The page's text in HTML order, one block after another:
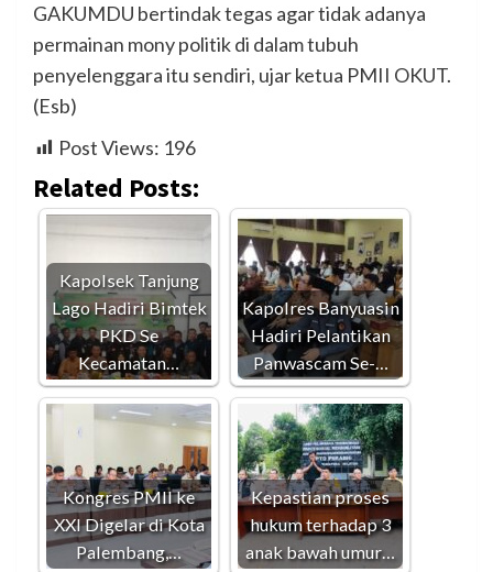
GAKUMDU bertindak tegas agar tidak adanya
permainan mony politik di dalam tubuh
penyelenggara itu sendiri, ujar ketua PMII OKUT.
(Esb)
Post Views: 196
Related Posts:
Kapolsek Tanjung
Lago Hadiri Bimtek
PKD Se
Kecamatan…
Kapolres Banyuasin
Hadiri Pelantikan
Panwascam Se-…
Kongres PMII ke
XXI Digelar di Kota
Palembang,…
Kepastian proses
hukum terhadap 3
anak bawah umur…